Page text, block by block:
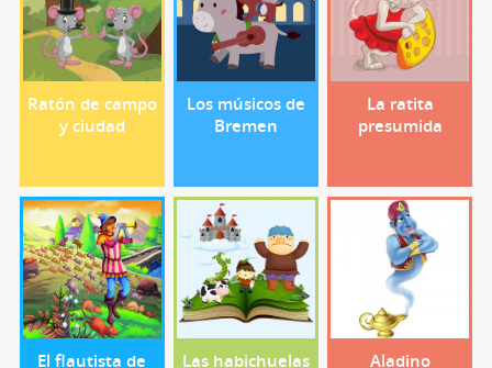
Ratón de campo
y ciudad
Los músicos de
Bremen
La ratita
presumida
El flautista de Las habichuelas Aladino